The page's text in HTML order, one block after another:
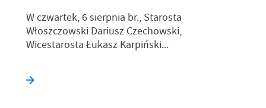
W czwartek, 6 sierpnia br., Starosta
Włoszczowski Dariusz Czechowski,
Wicestarosta Łukasz Karpiński...